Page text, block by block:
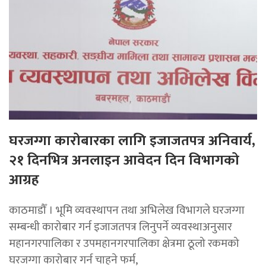
घरजग्गा कारोबारका लागि इजाजतपत्र अनिवार्य,
२१ दिनभित्र अनलाइन आवेदन दिन विभागको
आग्रह
काठमाडौँ । भूमि व्यवस्थापन तथा अभिलेख विभागले घरजग्गा
सम्बन्धी कारोबार गर्न इजाजतपत्र लिनुपर्ने व्यवस्थाअनुसार
महानगरपालिका र उपमहानगरपालिका क्षेत्रमा ठूलो रकमको
घरजग्गा कारोबार गर्न चाहने फर्म,